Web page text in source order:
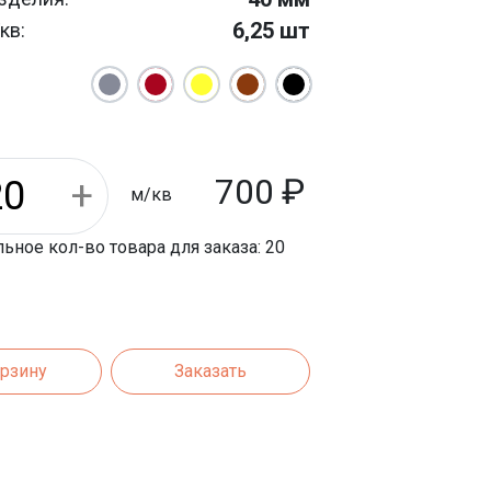
6,25 шт
10 м/кв
м/кв
800 кг
м/кв 700 ₽
кол-во товара для заказа: 20
Заказать